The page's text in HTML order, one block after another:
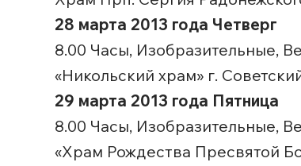
28 марта 2013 года Четверг
8.00 Часы, Изобразительные,
«Никольский храм» г.
29 марта 2013 года Пятница
8.00 Часы, Изобразительные,
«Храм Рождества Пресвятой